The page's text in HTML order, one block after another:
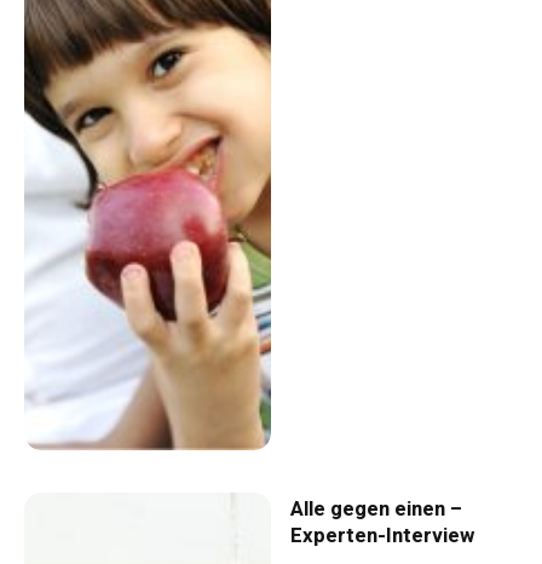
Alle gegen einen –
Experten-Interview